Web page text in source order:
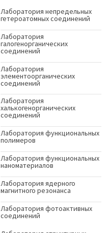
Лаборатория непредельных
гетероатомных соединений
Лаборатория
галогенорганических
соединений
Лаборатория
элементоорганических
соединений
Лаборатория
халькогенорганических
соединений
Лаборатория функциональных
полимеров
Лаборатория функциональных
наноматериалов
Лаборатория ядерного
магнитного резонанса
Лаборатория фотоактивных
соединений